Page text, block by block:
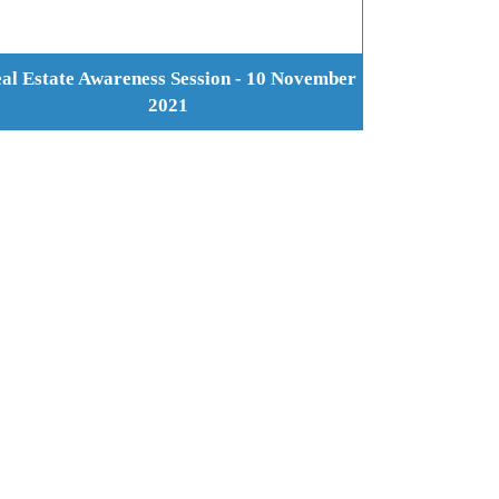
Estate Awareness Session - 10 November
2021